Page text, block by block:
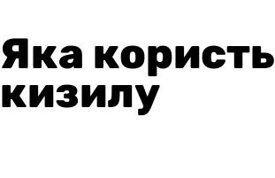
Яка користь
кизилу